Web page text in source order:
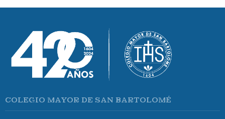
COLEGIO MAYOR DE SAN BARTOLOMÉ